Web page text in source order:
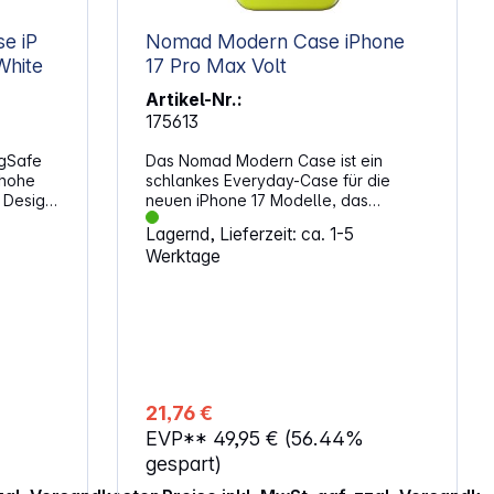
und
mit
Nomad Modern Case iPhone
17 Pro Max Volt
Artikel-Nr.:
175613
Das Nomad Modern Case ist ein
schlankes Everyday-Case für die
neuen iPhone 17 Modelle, das
minimalistisches Design mit
zuverlässigem Schutz kombiniert. Eine
satinierte Rückplatte sorgt für eine
stoßabsorbierender Rahmen mit
erhöhten Kanten schützt Display und
Kamera zuverlässig bei Stürzen aus
bis zu 2,4 Metern Höhe. Im Inneren
Lagernd, Lieferzeit: ca. 1-5
Werktage
21,76 €
EVP** 49,95 € (56.44%
gespart)